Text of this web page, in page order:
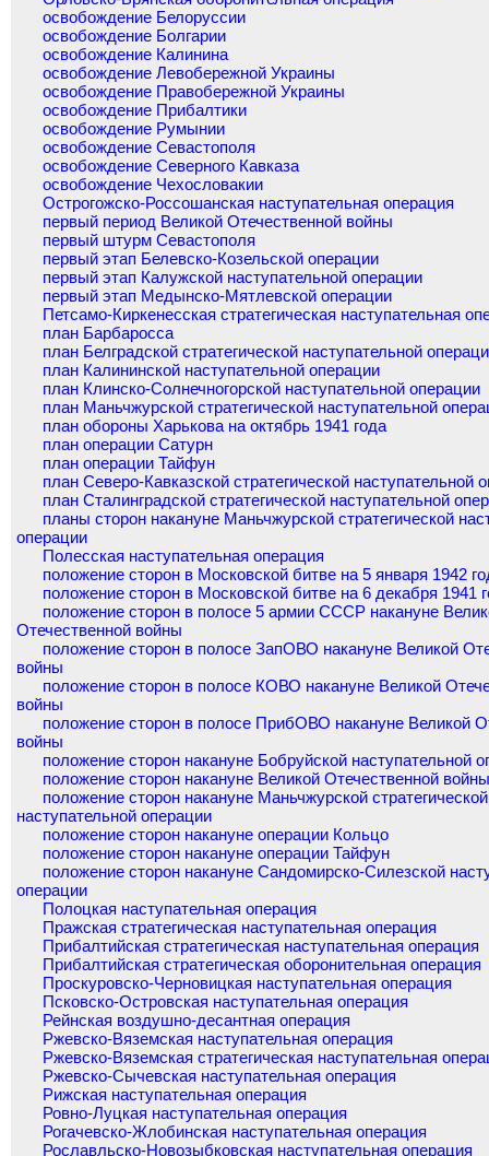
освобождение Белоруссии
освобождение Болгарии
освобождение Калинина
освобождение Левобережной Украины
освобождение Правобережной Украины
освобождение Прибалтики
освобождение Румынии
освобождение Севастополя
освобождение Северного Кавказа
освобождение Чехословакии
Острогожско-Россошанская наступательная операция
первый период Великой Отечественной войны
первый штурм Севастополя
первый этап Белевско-Козельской операции
первый этап Калужской наступательной операции
первый этап Медынско-Мятлевской операции
Петсамо-Киркенесская стратегическая наступательная
план Барбаросса
план Белградской стратегической наступательной
план Калининской наступательной операции
план Клинско-Солнечногорской наступательной операции
план Маньчжурской стратегической наступательной
план обороны Харькова на октябрь 1941 года
план операции Сатурн
план операции Тайфун
план Северо-Кавказской стратегической наступательной
план Сталинградской стратегической наступательной
планы сторон накануне Маньчжурской стратегической
операции
Полесская наступательная операция
положение сторон в Московской битве на 5 января 1942
положение сторон в Московской битве на 6 декабря 1941
положение сторон в полосе 5 армии СССР накануне
Отечественной войны
положение сторон в полосе ЗапОВО накануне Великой
войны
положение сторон в полосе КОВО накануне Великой
войны
положение сторон в полосе ПрибОВО накануне Великой
войны
положение сторон накануне Бобруйской наступательной
положение сторон накануне Великой Отечественной
положение сторон накануне Маньчжурской стратегической
наступательной операции
положение сторон накануне операции Кольцо
положение сторон накануне операции Тайфун
положение сторон накануне Сандомирско-Силезской
операции
Полоцкая наступательная операция
Пражская стратегическая наступательная операция
Прибалтийская стратегическая наступательная операция
Прибалтийская стратегическая оборонительная операция
Проскуровско-Черновицкая наступательная операция
Псковско-Островская наступательная операция
Рейнская воздушно-десантная операция
Ржевско-Вяземская наступательная операция
Ржевско-Вяземская стратегическая наступательная
Ржевско-Сычевская наступательная операция
Рижская наступательная операция
Ровно-Луцкая наступательная операция
Рогачевско-Жлобинская наступательная операция
Рославльско-Новозыбковская наступательная операция